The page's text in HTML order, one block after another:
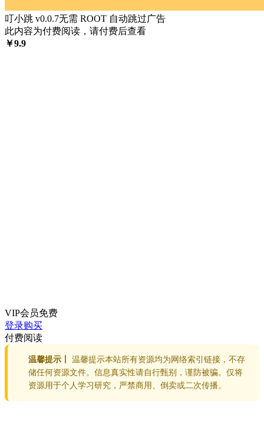
叮小跳 v0.0.7无需 ROOT 自动跳过广告
此内容为付费阅读，请付费后查看
￥9.9
VIP会员免费
登录购买
付费阅读
温馨提示丨
温馨提示本站所有资源均为网络索引链接，不存
储任何资源文件。信息真实性请自行甄别，谨防被骗。仅将
资源用于个人学习研究，严禁商用、倒卖或二次传播。